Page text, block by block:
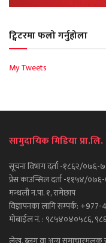
ट्विटरमा फलो गर्नुहोला
My Tweets
सामुदायिक मिडिया प्रा.लि.
सूचना विभाग दर्ता -१८६२/०७६-
प्रेस काउन्सिल दर्ता -११५४/
मन्थली न.पा. १, रामेछाप
विज्ञापनका लागि सम्पर्क:
मोबाईल नं. : ९८५४०४०५८६,